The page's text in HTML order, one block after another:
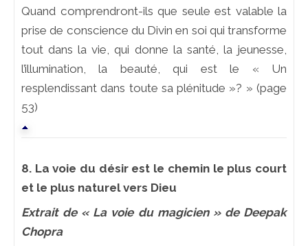
Quand comprendront-ils que seule est valable la
prise de conscience du Divin en soi qui transforme
tout dans la vie, qui donne la santé, la jeunesse,
l’illumination, la beauté, qui est le « Un
resplendissant dans toute sa plénitude »? » (page
53)
8. La voie du désir est le chemin le plus court
et le plus naturel vers Dieu
Extrait de « La voie du magicien » de Deepak
Chopra